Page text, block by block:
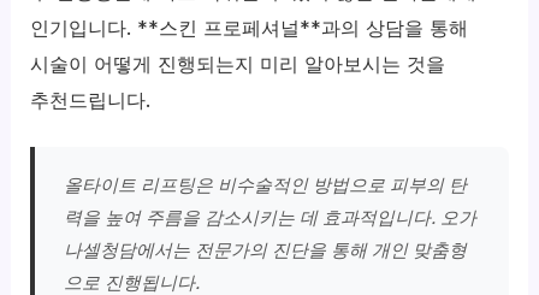
인기입니다. **스킨 프로페셔널**과의 상담을 통해
시술이 어떻게 진행되는지 미리 알아보시는 것을
추천드립니다.
올타이트 리프팅은 비수술적인 방법으로 피부의 탄
력을 높여 주름을 감소시키는 데 효과적입니다. 오가
나셀청담에서는 전문가의 진단을 통해 개인 맞춤형
으로 진행됩니다.